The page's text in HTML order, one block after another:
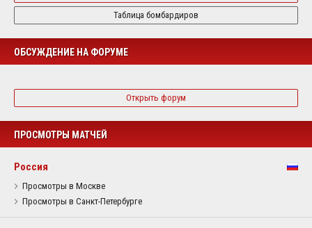
Таблица бомбардиров
ОБСУЖДЕНИЕ НА ФОРУМЕ
Открыть форум
ПРОСМОТРЫ МАТЧЕЙ
Россия
Просмотры в Москве
Просмотры в Санкт-Петербурге